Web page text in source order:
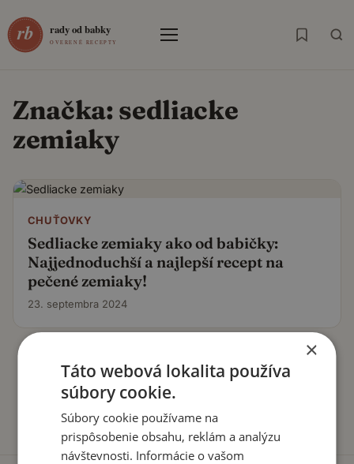
Menu
Značka: sedliacke
zemiaky
CHUŤOVKY
Sedliacke zemiaky ako od babičky:
Najjednoduchší a najlepší recept na
pečené zemiaky!
23. septembra 2024
×
Táto webová lokalita používa
súbory cookie.
Súbory cookie používame na
prispôsobenie obsahu, reklám a analýzu
návštevnosti. Informácie o vašom